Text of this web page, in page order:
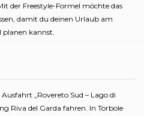
der Freestyle-Formel möchte das
damit du deinen Urlaub am
planen kannst.
„Rovereto Sud – Lago di
Riva del Garda fahren. In Torbole